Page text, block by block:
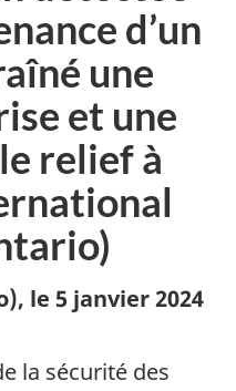
d’un
une
et une
relief à
, le 5 janvier 2024
la sécurité des